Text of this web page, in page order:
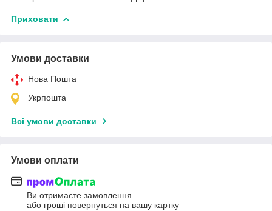
Приховати
Умови доставки
Нова Пошта
Укрпошта
Всі умови доставки
Умови оплати
Ви отримаєте замовлення
або гроші повернуться на вашу картку